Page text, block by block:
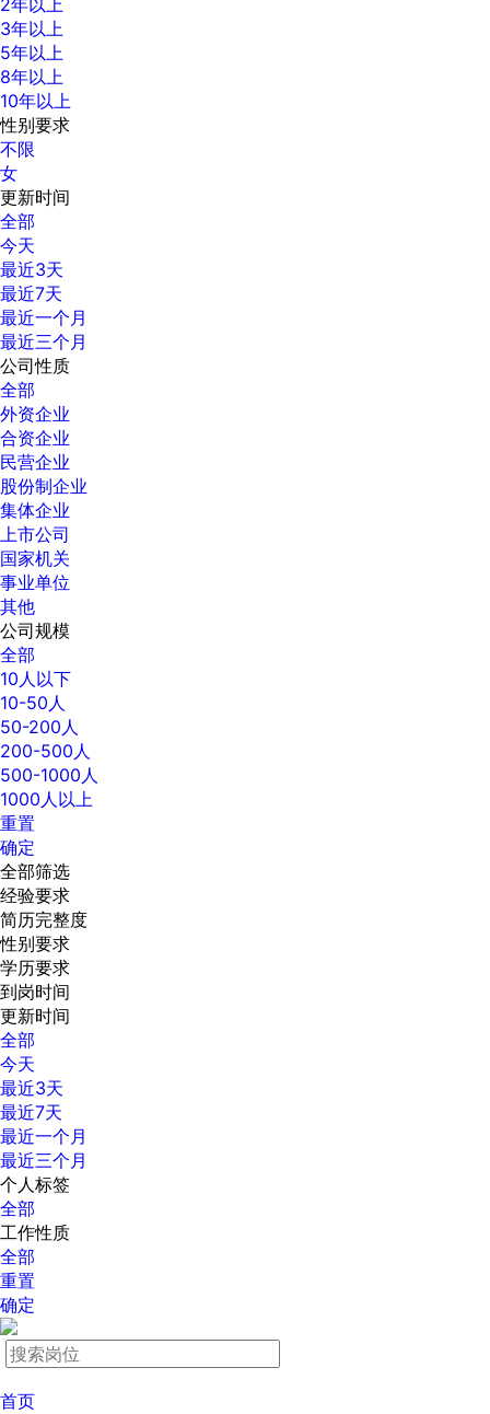
2年以上
3年以上
5年以上
8年以上
10年以上
性别要求
不限
女
更新时间
全部
今天
最近3天
最近7天
最近一个月
最近三个月
公司性质
全部
外资企业
合资企业
民营企业
股份制企业
集体企业
上市公司
国家机关
事业单位
其他
公司规模
全部
10人以下
10-50人
50-200人
200-500人
500-1000人
1000人以上
重置
确定
全部筛选
经验要求
简历完整度
性别要求
学历要求
到岗时间
更新时间
全部
今天
最近3天
最近7天
最近一个月
最近三个月
个人标签
全部
工作性质
全部
重置
确定
首页